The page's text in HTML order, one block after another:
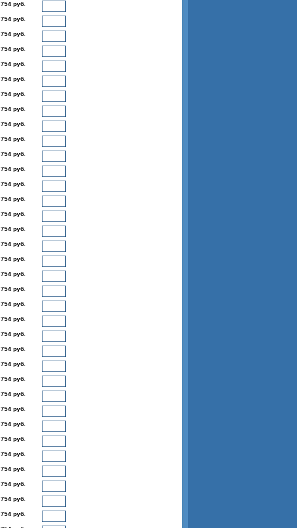
754 руб.
754 руб.
754 руб.
754 руб.
754 руб.
754 руб.
754 руб.
754 руб.
754 руб.
754 руб.
754 руб.
754 руб.
754 руб.
754 руб.
754 руб.
754 руб.
754 руб.
754 руб.
754 руб.
754 руб.
754 руб.
754 руб.
754 руб.
754 руб.
754 руб.
754 руб.
754 руб.
754 руб.
754 руб.
754 руб.
754 руб.
754 руб.
754 руб.
754 руб.
754 руб.